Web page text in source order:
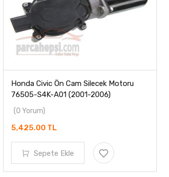
Honda Civic Ön Cam Silecek Motoru
76505-S4K-A01 (2001-2006)
(0 Yorum)
5,425.00 TL
Sepete Ekle